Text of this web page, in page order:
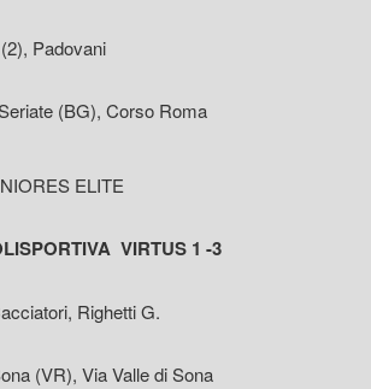
Padovani
(BG), Corso Roma
ELITE
VIRTUS 1 -3
Righetti G.
(VR), Via Valle di Sona